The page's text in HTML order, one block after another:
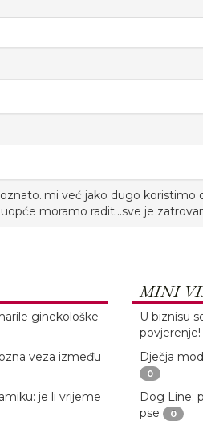
već jako dugo
moramo radit...sve je
ginekološke
veza između
je li vrijeme
MINI
U biznisu
povjerenje!
Dječja
0
Dog Line:
pse
0